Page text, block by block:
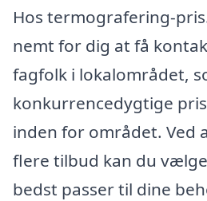
Hos termografering-
nemt for dig at få
fagfolk i lokalområdet,
konkurrencedygtige
inden for området. Ved
flere tilbud kan du
bedst passer til dine